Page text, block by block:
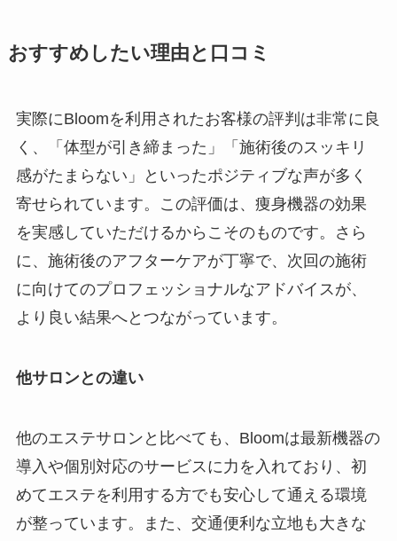
おすすめしたい理由と口コミ
実際にBloomを利用されたお客様の評判は非常に良
く、「体型が引き締まった」「施術後のスッキリ
感がたまらない」といったポジティブな声が多く
寄せられています。この評価は、痩身機器の効果
を実感していただけるからこそのものです。さら
に、施術後のアフターケアが丁寧で、次回の施術
に向けてのプロフェッショナルなアドバイスが、
より良い結果へとつながっています。
他サロンとの違い
他のエステサロンと比べても、Bloomは最新機器の
導入や個別対応のサービスに力を入れており、初
めてエステを利用する方でも安心して通える環境
が整っています。また、交通便利な立地も大きな